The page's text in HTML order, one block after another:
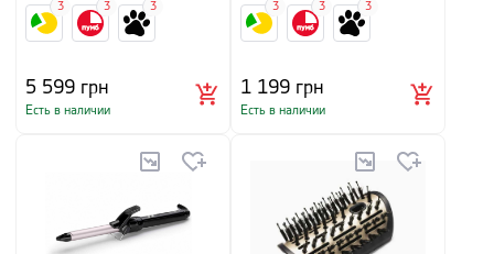
5 599 грн
Есть в наличии
3 3 3
1 199 грн
Есть в наличии
3 3 3